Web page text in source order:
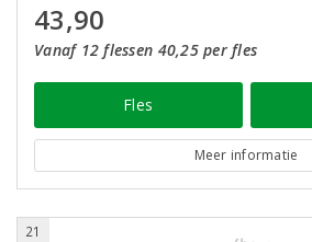
43,90
Vanaf 12 flessen 40,25 per fles
Fles
Meer informatie
21